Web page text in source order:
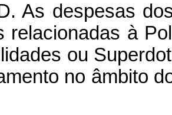
As despesas
relacionadas à
ou
no âmbito